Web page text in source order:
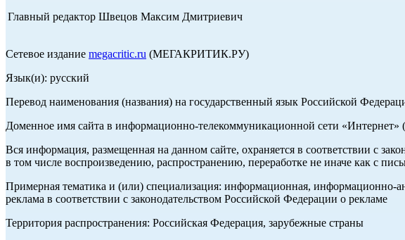
Главный редактор Швецов Максим Дмитриевич
Сетевое издание megacritic.ru (МЕГАКРИТИК.РУ)
Язык(и): русский
Перевод наименования (названия) на государственный язык Российской
Доменное имя сайта в информационно-телекоммуникационной сети «Интернет»
Вся информация, размещенная на данном сайте, охраняется в соответствии с
в том числе воспроизведению, распространению, переработке не иначе как с
Примерная тематика и (или) специализация: информационная, информационно-
реклама в соответствии с законодательством Российской Федерации о рекламе
Территория распространения: Российская Федерация, зарубежные страны